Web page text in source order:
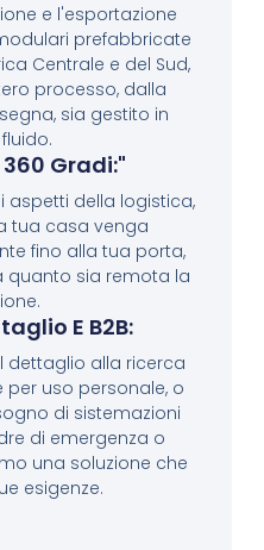
e l'esportazione
prefabbricate
Centrale e del Sud,
processo, dalla
sia gestito in
Gradi:"
aspetti della logistica,
tua casa venga
fino alla tua porta,
quanto sia remota la
E B2B:
dettaglio alla ricerca
uso personale, o
di sistemazioni
di emergenza o
una soluzione che
esigenze.